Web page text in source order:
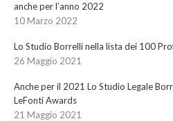
anche per l’anno 2022
10 Marzo 2022
Lo Studio Borrelli nella lista dei 100
26 Maggio 2021
Anche per il 2021 Lo Studio Legale
LeFonti Awards
21 Maggio 2021